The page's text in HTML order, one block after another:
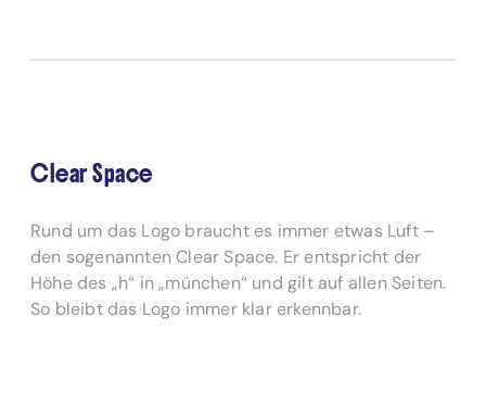
Clear Space
Rund um das Logo braucht es immer etwas Luft –
den sogenannten Clear Space. Er entspricht der
Höhe des „h“ in „münchen“ und gilt auf allen Seiten.
So bleibt das Logo immer klar erkennbar.